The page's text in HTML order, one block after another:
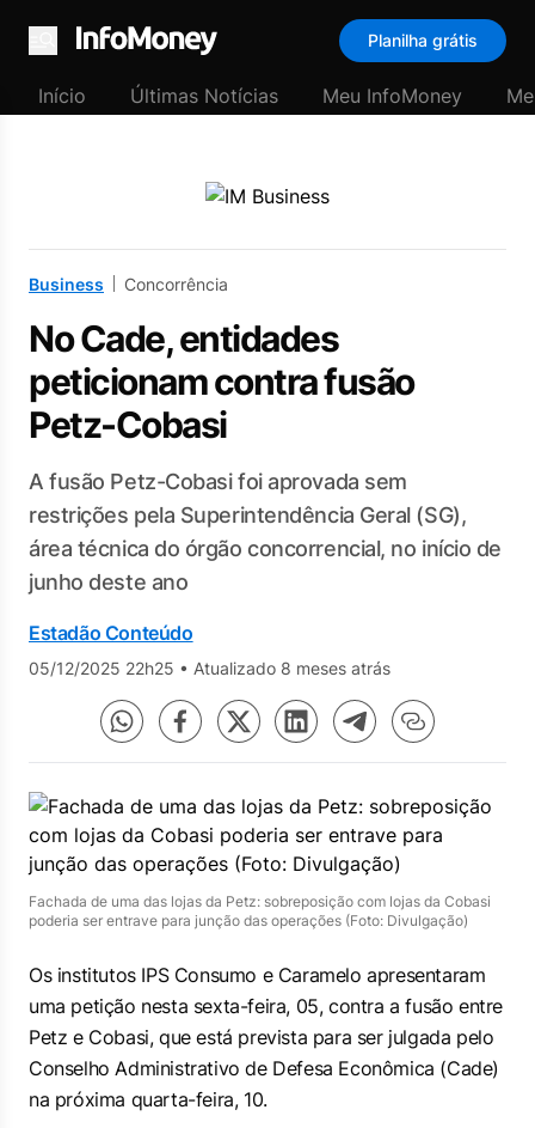
Menu
Planilha grátis
Início Últimas Notícias Meu InfoMoney
Business Concorrência
No Cade, entidades
peticionam contra fusão
Petz-Cobasi
A fusão Petz-Cobasi foi aprovada sem
restrições pela Superintendência Geral (SG),
área técnica do órgão concorrencial, no início de
junho deste ano
Estadão Conteúdo
05/12/2025 22h25 • Atualizado 8 meses atrás
Fachada de uma das lojas da Petz: sobreposição com lojas da Cobasi
poderia ser entrave para junção das operações (Foto: Divulgação)
Os institutos IPS Consumo e Caramelo apresentaram
uma petição nesta sexta-feira, 05, contra a fusão entre
Petz e Cobasi, que está prevista para ser julgada pelo
Conselho Administrativo de Defesa Econômica (Cade)
na próxima quarta-feira, 10.